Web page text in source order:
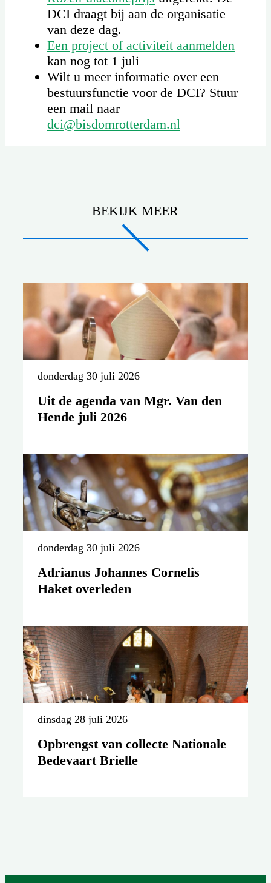
DCI draagt bij aan de organisatie
van deze dag.
Een project of activiteit aanmelden
kan nog tot 1 juli
Wilt u meer informatie over een
bestuursfunctie voor de DCI? Stuur
een mail naar
dci@bisdomrotterdam.nl
BEKIJK MEER
donderdag 30 juli 2026
Uit de agenda van Mgr. Van den
Hende juli 2026
donderdag 30 juli 2026
Adrianus Johannes Cornelis
Haket overleden
dinsdag 28 juli 2026
Opbrengst van collecte Nationale
Bedevaart Brielle